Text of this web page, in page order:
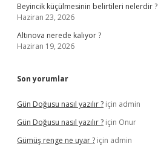
Beyincik küçülmesinin belirtileri nelerdir ?
Haziran 23, 2026
Altınova nerede kalıyor ?
Haziran 19, 2026
Son yorumlar
Gün Doğusu nasıl yazılır ? için admin
Gün Doğusu nasıl yazılır ? için Onur
Gümüş renge ne uyar ? için admin